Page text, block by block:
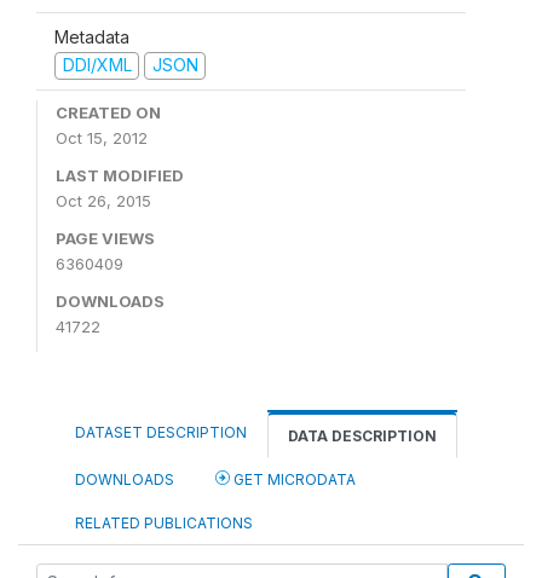
Metadata
DDI/XML
JSON
CREATED ON
Oct 15, 2012
LAST MODIFIED
Oct 26, 2015
PAGE VIEWS
6360409
DOWNLOADS
41722
DATASET DESCRIPTION DATA DESCRIPTION
DOWNLOADS GET MICRODATA
RELATED PUBLICATIONS